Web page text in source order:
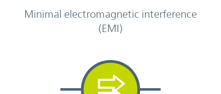
Minimal electromagnetic interference
(EMI)